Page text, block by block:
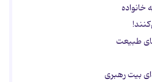
طبیعت
بیت رهبری